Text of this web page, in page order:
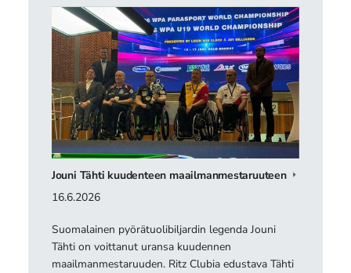
Jouni Tähti kuudenteen maailmanmestaruuteen
16.6.2026
Suomalainen pyörätuolibiljardin legenda Jouni
Tähti on voittanut uransa kuudennen
maailmanmestaruuden. Ritz Clubia edustava Tähti